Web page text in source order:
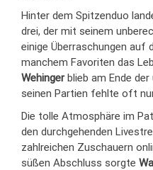
Hinter dem Spitzenduo
drei, der mit seinem
einige Überraschungen auf
manchem Favoriten das
Wehingerblieb am Ende
seinen Partien fehlte oft
Die tolle Atmosphäre im
den durchgehenden
zahlreichen Zuschauern
süßen Abschluss sorgte